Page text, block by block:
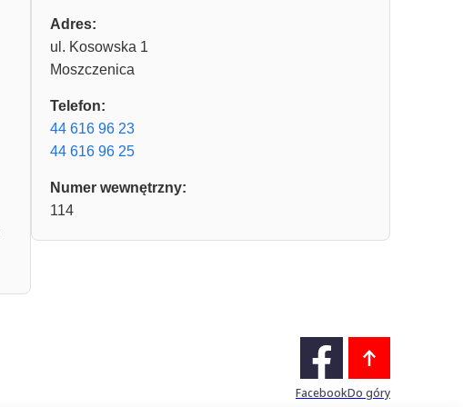
Adres:
ul. Kosowska 1
Moszczenica
Telefon:
44 616 96 23
44 616 96 25
Numer wewnętrzny:
114
FacebookDo góry